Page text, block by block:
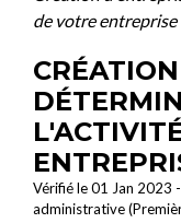
de votre entreprise
Vérifié le 01 Jan 2023
administrative